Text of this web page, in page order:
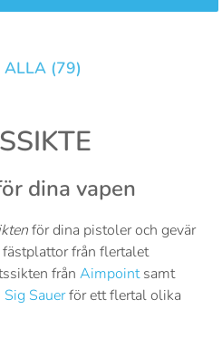
VISA ALLA (79)
dina vapen
för dina pistoler och gevär
från flertalet
från Aimpointsamt
Sig Sauerför ett flertal olika